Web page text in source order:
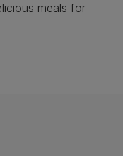
meals for